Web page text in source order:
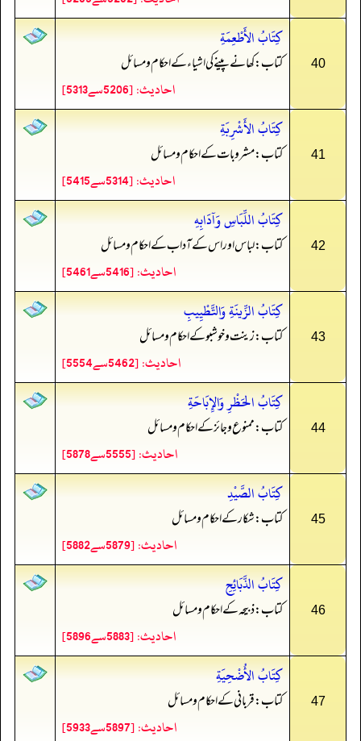
40
كِتَابُ الأَطْعِمَةِ
کتاب: کھانے پینے کی اشیاء کے احکام و مسائل
احادیث: [5206سے5313]
41
كِتَابُ الأَشْرِبَةِ
کتاب: مشروبات کے احکام و مسائل
احادیث: [5314سے5415]
42
كِتَابُ اللِّبَاسِ وَآدَابِهِ
کتاب: لباس اور اس کے آداب کے احکام و مسائل
احادیث: [5416سے5461]
43
كِتَابُ الزِّينَةِ وَالتَّطْيِيبِ
کتاب: زینت و خوشبو کے احکام و مسائل
احادیث: [5462سے5554]
44
كِتَابُ الحَظْرِ وَالإِبَاحَةِ
کتاب: ممنوع و جائز کے احکام و مسائل
احادیث: [5555سے5878]
45
كِتَابُ الصَّيْدِ
کتاب: شکار کے احکام و مسائل
احادیث: [5879سے5882]
46
كِتَابُ الذَّبَائِحِ
کتاب: ذبیحہ کے احکام و مسائل
احادیث: [5883سے5896]
47
كِتَابُ الأُضْحِيَةِ
کتاب: قربانی کے احکام و مسائل
احادیث: [5897سے5933]